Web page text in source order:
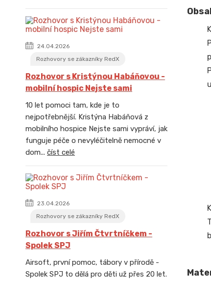
24.04.2026
Rozhovory se zákazníky RedX
Rozhovor s Kristýnou Habáňovou -
mobilní hospic Nejste sami
10 let pomoci tam, kde je to
nejpotřebnější. Kristýna Habáňová z
mobilního hospice Nejste sami vypráví, jak
funguje péče o nevyléčitelně nemocné v
dom... číst celé
23.04.2026
Rozhovory se zákazníky RedX
Rozhovor s Jiřím Čtvrtníčkem -
Spolek SPJ
Airsoft, první pomoc, tábory v přírodě -
Spolek SPJ to dělá pro děti už přes 20 let.